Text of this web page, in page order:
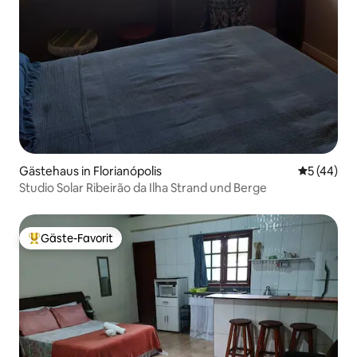
Gästehaus in Florianópolis
5 (44)
Studio Solar Ribeirão da Ilha Strand und Berge
Beliebter Gäste-Favorit.
Gäste-Favorit